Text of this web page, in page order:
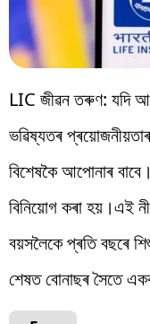
LIC জীৱন তৰুণ: যদি
ভৱিষ্যতৰ
বিশেষকৈ আপোনাৰ
বিনিয়োগ কৰা হয়।এই
বয়সলৈকে প্ৰতি বছৰে
শেষত বোনাছৰ সৈতে